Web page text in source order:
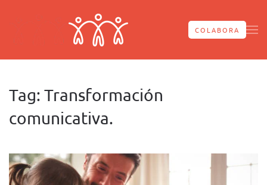
Skip to main content COLABORA
Tag: Transformación
comunicativa.